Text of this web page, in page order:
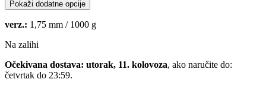
Pokaži dodatne opcije
verz.: 1,75 mm / 1000 g
Na zalihi
Očekivana dostava: utorak, 11. kolovoza, ako naručite do:
četvrtak do 23:59.